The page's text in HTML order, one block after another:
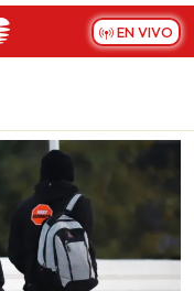
EN VIVO